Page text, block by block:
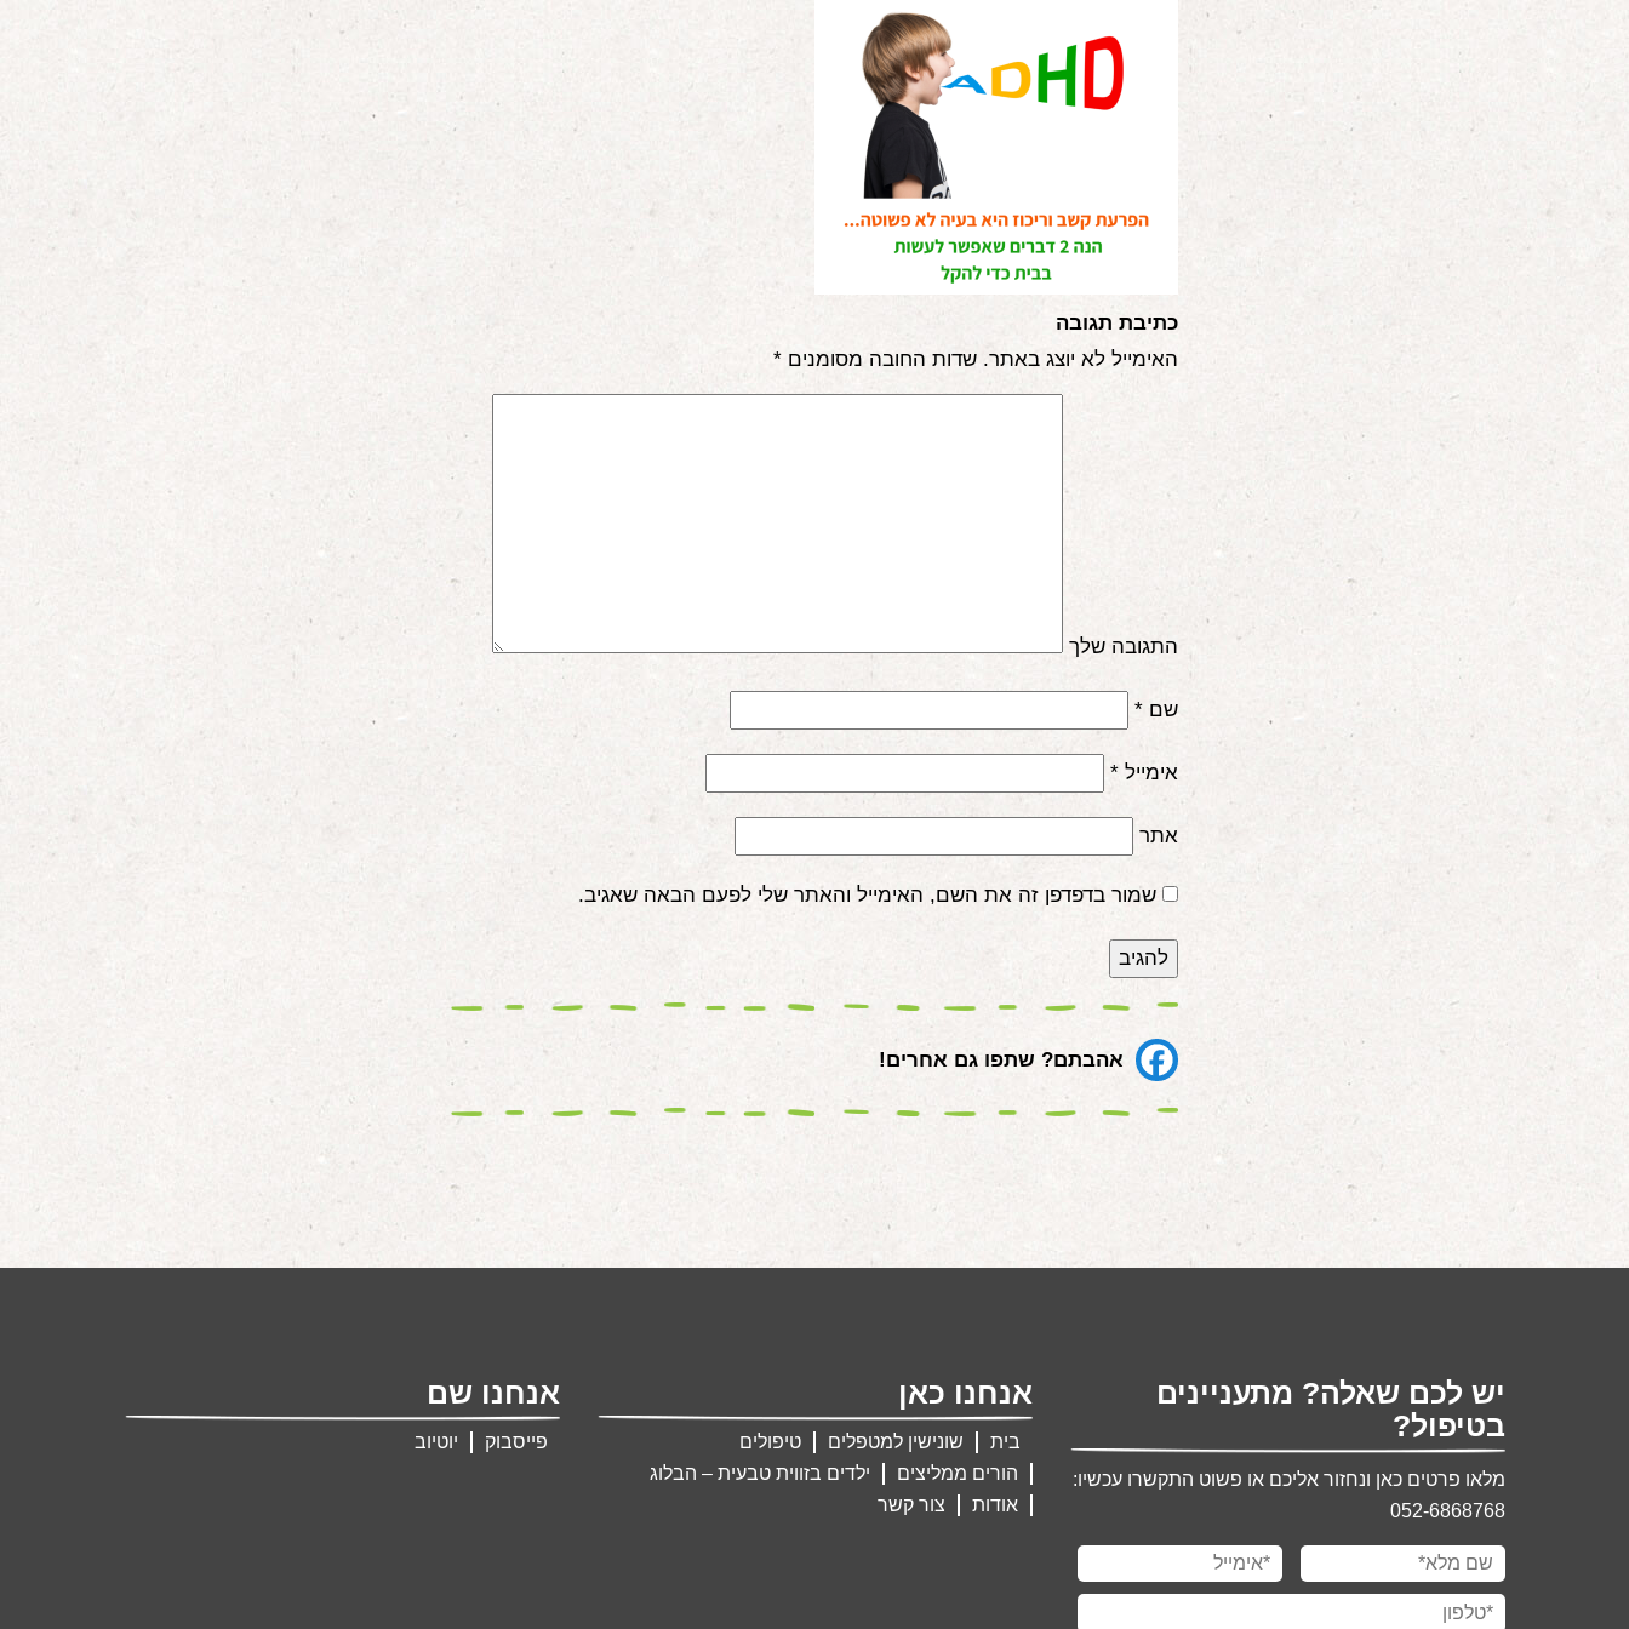
כתיבת תגובה
האימייל לא יוצג באתר. שדות החובה מסומנים *
התגובה שלך
שם *
אימייל *
אתר
שמור בדפדפן זה את השם, האימייל והאתר שלי לפעם הבאה שאגיב.
אהבתם? שתפו גם אחרים!
יש לכם שאלה? מתעניינים
בטיפול?
מלאו פרטים כאן ונחזור אליכם או פשוט התקשרו עכשיו:
052-6868768
אנחנו כאן
בית שונישין למטפלים
טיפולים
הורים ממליצים
ילדים בזווית טבעית – הבלוג
אודות
צור קשר
אנחנו שם
פייסבוק יוטיוב